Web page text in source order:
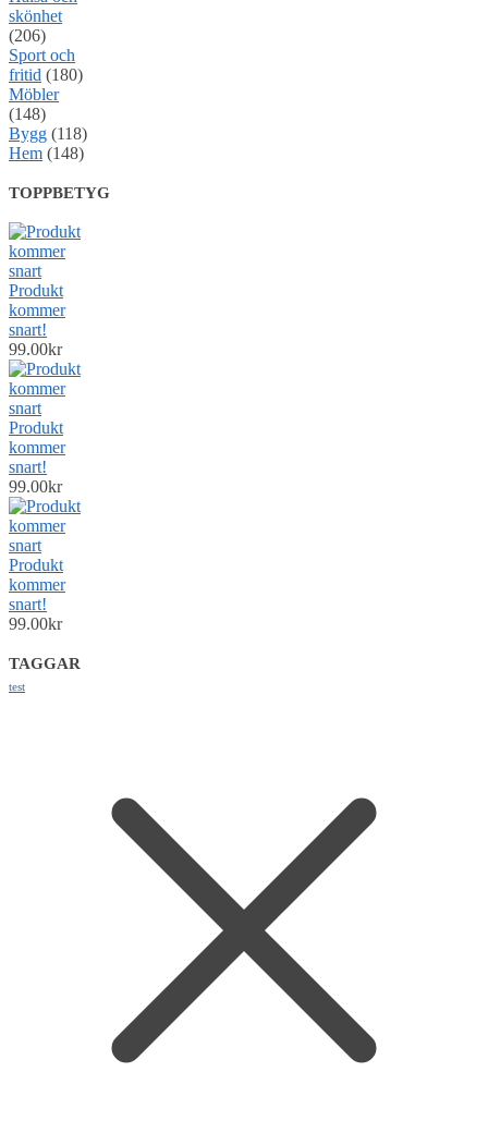
skönhet
(206)
Sport och
fritid (180)
Möbler
(148)
Bygg (118)
Hem (148)
TOPPBETYG
Produkt
kommer
snart!
99.00kr
Produkt
kommer
snart!
99.00kr
Produkt
kommer
snart!
99.00kr
TAGGAR
test